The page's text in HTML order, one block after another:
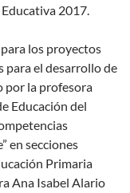
2017.
los proyectos
para el desarrollo de
por la profesora
Educación del
en secciones
Primaria
Ana Isabel Alario